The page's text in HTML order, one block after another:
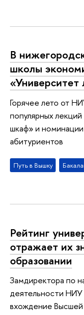
В
школы
Горячее лето от
популярных
шкаф» и
абитуриентов
Путь в Вышку
Рейтинг
отражает их
образовании
Замдиректора по
деятельности
вхождение Высшей